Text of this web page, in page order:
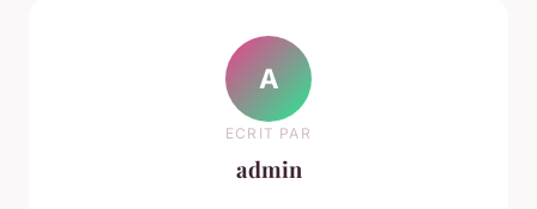
A
ECRIT PAR
admin